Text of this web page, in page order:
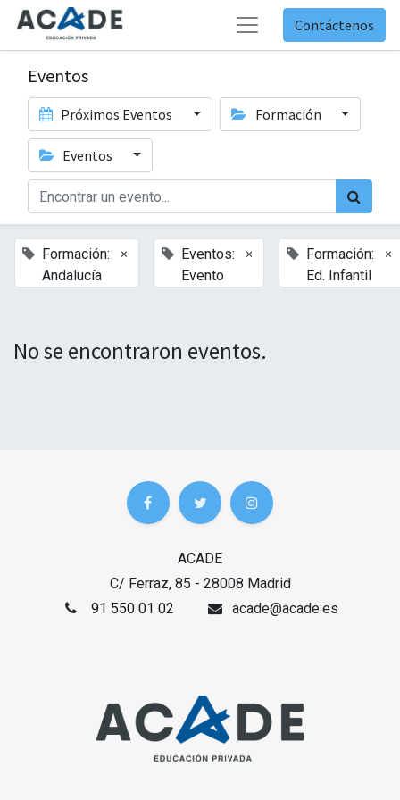
Contáctenos
Eventos
Próximos Eventos Formación
Eventos
Formación:
Andalucía
×
Eventos:
Evento
×
Formación:
Ed. Infantil
×
No se encontraron eventos.
ACADE
C/ Ferraz, 85 - 28008 Madrid
91 550 01 02
acade@acade.es